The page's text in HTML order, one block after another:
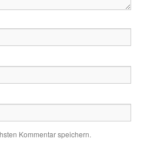
Kommentar speichern.